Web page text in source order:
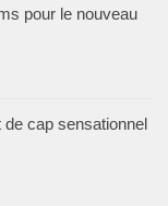
pour le nouveau
cap sensationnel